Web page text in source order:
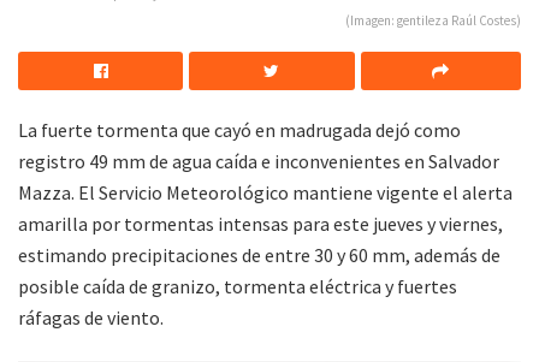
(Imagen: gentileza Raúl Costes)
La fuerte tormenta que cayó en madrugada dejó como
registro 49 mm de agua caída e inconvenientes en Salvador
Mazza. El Servicio Meteorológico mantiene vigente el alerta
amarilla por tormentas intensas para este jueves y viernes,
estimando precipitaciones de entre 30 y 60 mm, además de
posible caída de granizo, tormenta eléctrica y fuertes
ráfagas de viento.